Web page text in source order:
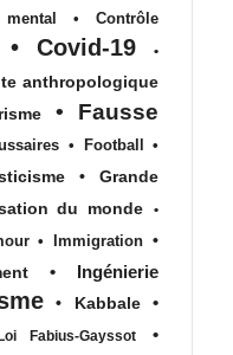
•
Contrôle
• Covid-19
•
anthropologique
•
Fausse
• Football
•
•
Grande
du monde
•
• Immigration •
•
Ingénierie
• Kabbale
•
Loi Fabius-Gayssot
•